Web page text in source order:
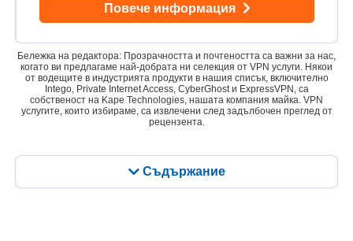
Съдържание
Повече информация
Бележка на редактора: Прозрачността и почтеността са важни за нас,
когато ви предлагаме най-добрата ни селекция от VPN услуги. Някои
от водещите в индустрията продукти в нашия списък, включително
Intego, Private Internet Access, CyberGhost и ExpressVPN, са
собственост на Kape Technologies, нашата компания майка. VPN
услугите, които избираме, са извлечени след задълбочен преглед от
рецензента.